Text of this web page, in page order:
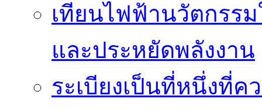
เทียนไฟฟ้านวัตกรร
และประหยัดพลังงาน
ระเบียงเป็นที่หนึ่งที่ค